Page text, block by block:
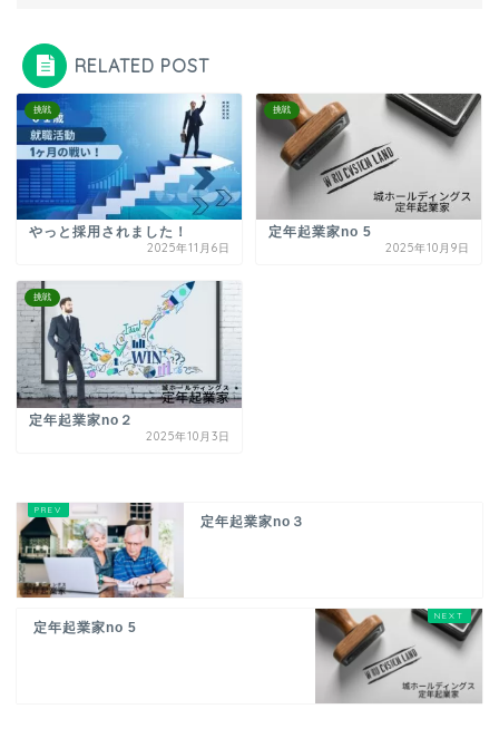
RELATED POST
挑戦
やっと採用されました！
2025年11月6日
挑戦
定年起業家no 5
2025年10月9日
挑戦
定年起業家no２
2025年10月3日
定年起業家no３
定年起業家no 5